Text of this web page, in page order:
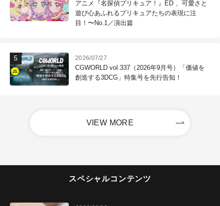
アニメ『名探偵プリキュア！』ED 、可愛さと
遊び心あふれるプリキュアたちの表現に注
目！〜No.1／演出篇
2026/07/27
CGWORLD vol.337（2026年9月号）「価値を
創造する3DCG」特集号を先行告知！
VIEW MORE
スペシャルコンテンツ